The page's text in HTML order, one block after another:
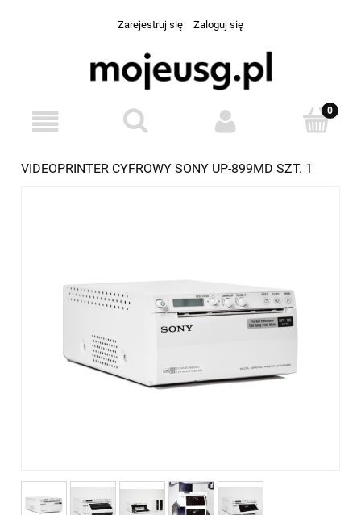
Zarejestruj się Zaloguj się
VIDEOPRINTER CYFROWY SONY UP-899MD SZT. 1